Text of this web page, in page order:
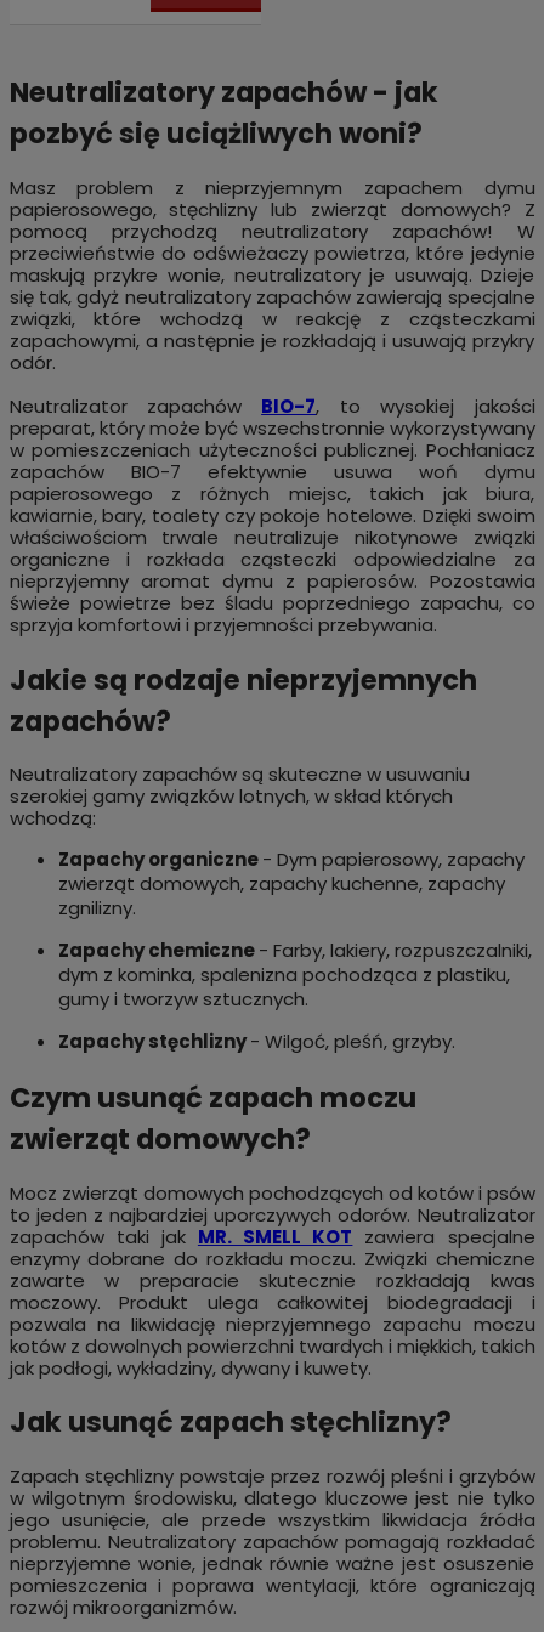
Neutralizatory zapachów - jak
pozbyć się uciążliwych woni?
Masz problem z nieprzyjemnym zapachem dymu
papierosowego, stęchlizny lub zwierząt domowych? Z
pomocą przychodzą neutralizatory zapachów! W
przeciwieństwie do odświeżaczy powietrza, które jedynie
maskują przykre wonie, neutralizatory je usuwają. Dzieje
się tak, gdyż neutralizatory zapachów zawierają specjalne
związki, które wchodzą w reakcję z cząsteczkami
zapachowymi, a następnie je rozkładają i usuwają przykry
odór.
Neutralizator zapachów BIO-7, to wysokiej jakości
preparat, który może być wszechstronnie wykorzystywany
w pomieszczeniach użyteczności publicznej. Pochłaniacz
zapachów BIO-7 efektywnie usuwa woń dymu
papierosowego z różnych miejsc, takich jak biura,
kawiarnie, bary, toalety czy pokoje hotelowe. Dzięki swoim
właściwościom trwale neutralizuje nikotynowe związki
organiczne i rozkłada cząsteczki odpowiedzialne za
nieprzyjemny aromat dymu z papierosów. Pozostawia
świeże powietrze bez śladu poprzedniego zapachu, co
sprzyja komfortowi i przyjemności przebywania.
Jakie są rodzaje nieprzyjemnych
zapachów?
Neutralizatory zapachów są skuteczne w usuwaniu
szerokiej gamy związków lotnych, w skład których
wchodzą:
Zapachy organiczne- Dym papierosowy, zapachy
zwierząt domowych, zapachy kuchenne, zapachy
zgnilizny.
Zapachy chemiczne- Farby, lakiery, rozpuszczalniki,
dym z kominka, spalenizna pochodząca z plastiku,
gumy i tworzyw sztucznych.
Zapachy stęchlizny- Wilgoć, pleśń, grzyby.
Czym usunąć zapach moczu
zwierząt domowych?
Mocz zwierząt domowych pochodzących od kotów i psów
to jeden z najbardziej uporczywych odorów. Neutralizator
zapachów taki jak MR. SMELL KOT zawiera specjalne
enzymy dobrane do rozkładu moczu. Związki chemiczne
zawarte w preparacie skutecznie rozkładają kwas
moczowy. Produkt ulega całkowitej biodegradacji i
pozwala na likwidację nieprzyjemnego zapachu moczu
kotów z dowolnych powierzchni twardych i miękkich, takich
jak podłogi, wykładziny, dywany i kuwety.
Jak usunąć zapach stęchlizny?
Zapach stęchlizny powstaje przez rozwój pleśni i grzybów
w wilgotnym środowisku, dlatego kluczowe jest nie tylko
jego usunięcie, ale przede wszystkim likwidacja źródła
problemu. Neutralizatory zapachów pomagają rozkładać
nieprzyjemne wonie, jednak równie ważne jest osuszenie
pomieszczenia i poprawa wentylacji, które ograniczają
rozwój mikroorganizmów.